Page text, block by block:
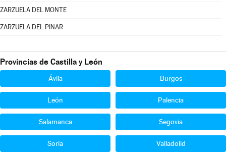
ZARZUELA DEL MONTE
ZARZUELA DEL PINAR
Provincias de Castilla y León
Ávila Burgos
León Palencia
Salamanca Segovia
Soria Valladolid